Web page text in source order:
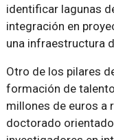
identificar lagunas
integración en
una infraestructura
Otro de los pilares
formación de
millones de euros a
doctorado